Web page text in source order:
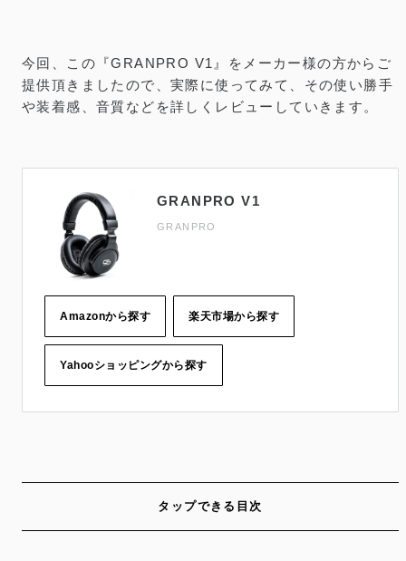
今回、この『GRANPRO V1』をメーカー様の方からご
提供頂きましたので、実際に使ってみて、その使い勝手
や装着感、音質などを詳しくレビューしていきます。
GRANPRO V1
GRANPRO
Amazonから探す 楽天市場から探す
Yahooショッピングから探す
タップできる目次